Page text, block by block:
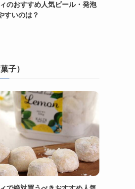
のおすすめ人気ビール・発泡
すいのは？
子）